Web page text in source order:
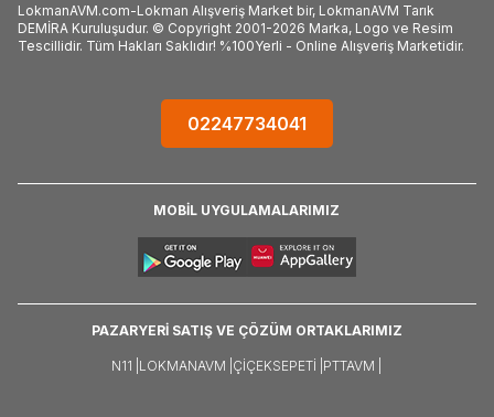
LokmanAVM.com-Lokman Alışveriş Market bir, LokmanAVM Tarık
DEMİRA Kuruluşudur. © Copyright 2001-2026 Marka, Logo ve Resim
Tescillidir. Tüm Hakları Saklıdır! %100Yerli - Online Alışveriş Marketidir.
02247734041
MOBİL UYGULAMALARIMIZ
PAZARYERİ SATIŞ VE ÇÖZÜM ORTAKLARIMIZ
N11 | LOKMANAVM | ÇIÇEKSEPETI | PTTAVM |